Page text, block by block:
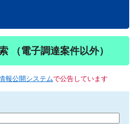
（電子調達案件以外）
報公開システムで公告しています